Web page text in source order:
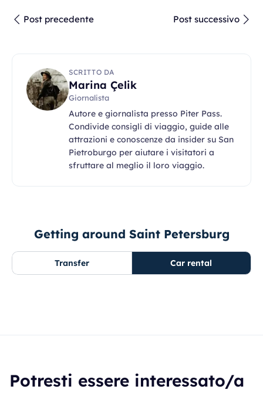
Post precedente Post successivo
SCRITTO DA
Marina Çelik
Giornalista
Autore e giornalista presso Piter Pass.
Condivide consigli di viaggio, guide alle
attrazioni e conoscenze da insider su San
Pietroburgo per aiutare i visitatori a
sfruttare al meglio il loro viaggio.
Getting around Saint Petersburg
Transfer Car rental
Potresti essere interessato/a